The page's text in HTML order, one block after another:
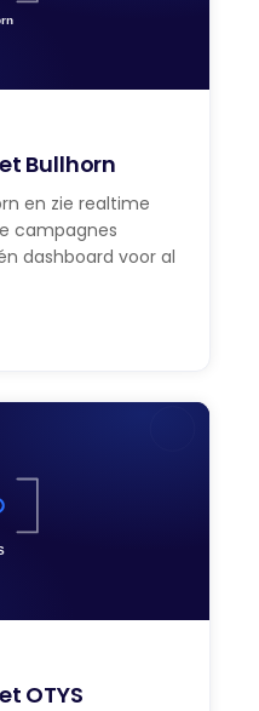
Bullhorn
en zie realtime
campagnes
dashboard voor al
OTYS